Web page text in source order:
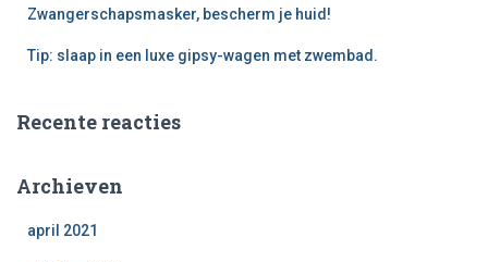
Zwangerschapsmasker, bescherm je huid!
Tip: slaap in een luxe gipsy-wagen met zwembad.
Recente reacties
Archieven
april 2021